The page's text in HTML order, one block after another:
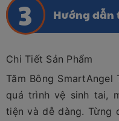
Hướng dẫn
Chi Tiết Sản Phẩm
Tăm Bông SmartAngel
quá trình vệ sinh tai,
tiện và dễ dàng. Từng